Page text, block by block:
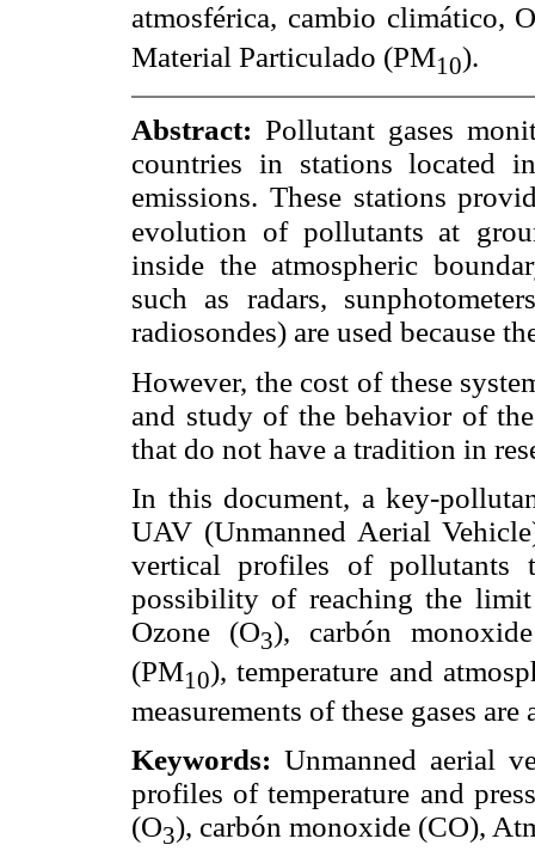
atmosférica, cambio climático,
Material Particulado (PM10).
Abstract: Pollutant gases
countries in stations located
emissions. These stations
evolution of pollutants at
inside the atmospheric
such as radars,
radiosondes) are used because
However, the cost of these
and study of the behavior of
that do not have a tradition in
In this document, a key-
UAV (Unmanned Aerial
vertical profiles of
possibility of reaching the
Ozone (O3), carbón
(PM10), temperature and
measurements of these gases
Keywords:Unmanned aerial
profiles of temperature and
(O3), carbón monoxide (CO),